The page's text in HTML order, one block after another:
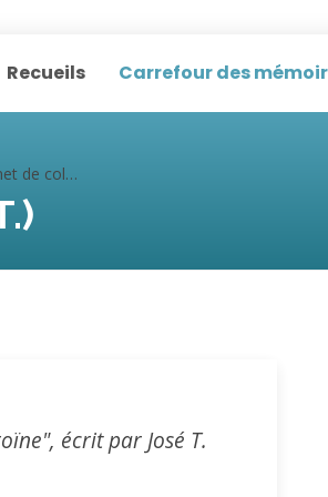
Recueils Carrefour des
(José T.)
écrit par José T.